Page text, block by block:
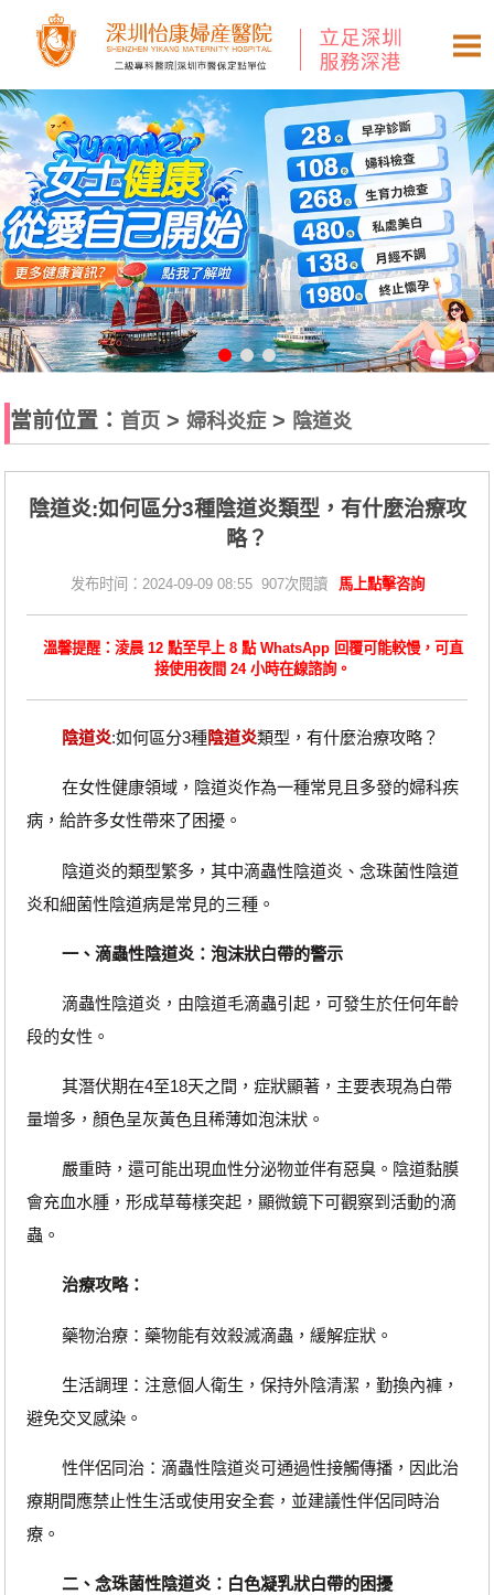
當前位置： 首页 >婦科炎症> 陰道炎
陰道炎:如何區分3種陰道炎類型，有什麼治療攻
略？
发布时间：2024-09-09 08:55 907次閱讀 馬上點擊咨詢
溫馨提醒：淩晨 12 點至早上 8 點 WhatsApp 回覆可能較慢，可直
接使用夜間 24 小時在線諮詢。
陰道炎:如何區分3種陰道炎類型，有什麼治療攻略？
在女性健康領域，陰道炎作為一種常見且多發的婦科疾
病，給許多女性帶來了困擾。
陰道炎的類型繁多，其中滴蟲性陰道炎、念珠菌性陰道
炎和細菌性陰道病是常見的三種。
一、滴蟲性陰道炎：泡沫狀白帶的警示
滴蟲性陰道炎，由陰道毛滴蟲引起，可發生於任何年齡
段的女性。
其潛伏期在4至18天之間，症狀顯著，主要表現為白帶
量增多，顏色呈灰黃色且稀薄如泡沫狀。
嚴重時，還可能出現血性分泌物並伴有惡臭。陰道黏膜
會充血水腫，形成草莓樣突起，顯微鏡下可觀察到活動的滴
蟲。
治療攻略：
藥物治療：藥物能有效殺滅滴蟲，緩解症狀。
生活調理：注意個人衛生，保持外陰清潔，勤換內褲，
避免交叉感染。
性伴侶同治：滴蟲性陰道炎可通過性接觸傳播，因此治
療期間應禁止性生活或使用安全套，並建議性伴侶同時治
療。
二、念珠菌性陰道炎：白色凝乳狀白帶的困擾